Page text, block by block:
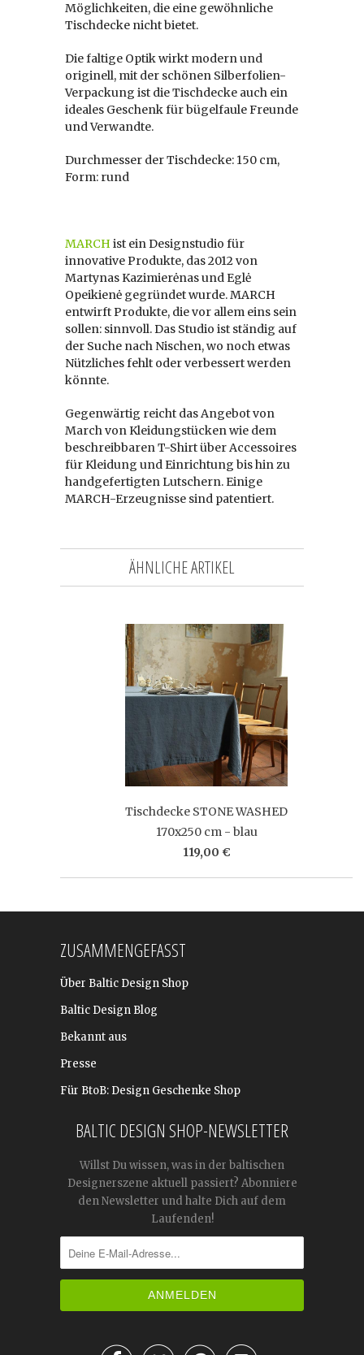
Möglichkeiten, die eine gewöhnliche
Tischdecke nicht bietet.
Die faltige Optik wirkt modern und
originell, mit der schönen Silberfolien-
Verpackung ist die Tischdecke auch ein
ideales Geschenk für bügelfaule Freunde
und Verwandte.
Durchmesser der Tischdecke: 150 cm,
Form: rund
MARCH ist ein Designstudio für
innovative Produkte, das 2012 von
Martynas Kazimierėnas und Eglė
Opeikienė gegründet wurde. MARCH
entwirft Produkte, die vor allem eins sein
sollen: sinnvoll. Das Studio ist ständig auf
der Suche nach Nischen, wo noch etwas
Nützliches fehlt oder verbessert werden
könnte.
Gegenwärtig reicht das Angebot von
March von Kleidungstücken wie dem
beschreibbaren T-Shirt über Accessoires
für Kleidung und Einrichtung bis hin zu
handgefertigten Lutschern. Einige
MARCH-Erzeugnisse sind patentiert.
ÄHNLICHE ARTIKEL
Tischdecke STONE WASHED
170x250 cm - blau
119,00 €
ZUSAMMENGEFASST
Über Baltic Design Shop
Baltic Design Blog
Bekannt aus
Presse
Für BtoB: Design Geschenke Shop
BALTIC DESIGN SHOP-NEWSLETTER
Willst Du wissen, was in der baltischen
Designerszene aktuell passiert? Abonniere
den Newsletter und halte Dich auf dem
Laufenden!